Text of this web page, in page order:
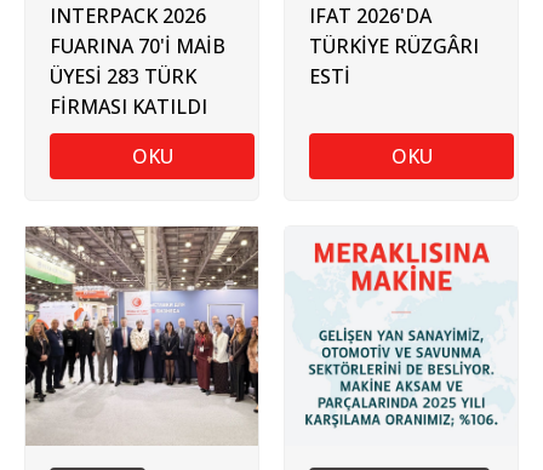
INTERPACK 2026
FUARINA 70'İ MAİB
ÜYESİ 283 TÜRK
FİRMASI KATILDI
OKU
IFAT 2026'DA
TÜRKİYE RÜZGÂRI
ESTİ
OKU